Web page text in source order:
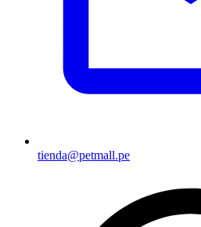
tienda@petmall.pe